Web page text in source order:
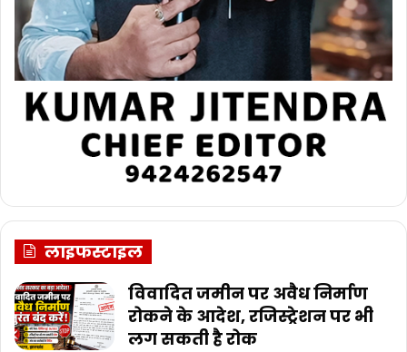
लाइफस्टाइल
विवादित जमीन पर अवैध निर्माण
रोकने के आदेश, रजिस्ट्रेशन पर भी
लग सकती है रोक